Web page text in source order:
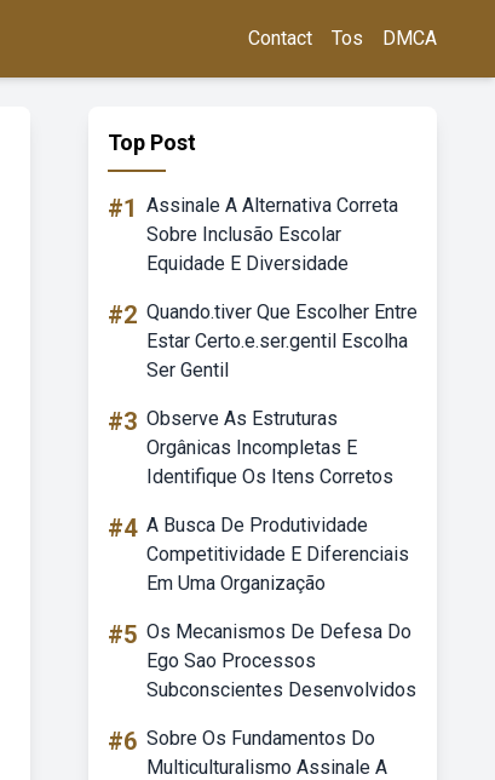
Contact Tos DMCA
Top Post
#1 Assinale A Alternativa Correta
Sobre Inclusão Escolar
Equidade E Diversidade
#2 Quando.tiver Que Escolher Entre
Estar Certo.e.ser.gentil Escolha
Ser Gentil
#3 Observe As Estruturas
Orgânicas Incompletas E
Identifique Os Itens Corretos
#4 A Busca De Produtividade
Competitividade E Diferenciais
Em Uma Organização
#5 Os Mecanismos De Defesa Do
Ego Sao Processos
Subconscientes Desenvolvidos
#6 Sobre Os Fundamentos Do
Multiculturalismo Assinale A